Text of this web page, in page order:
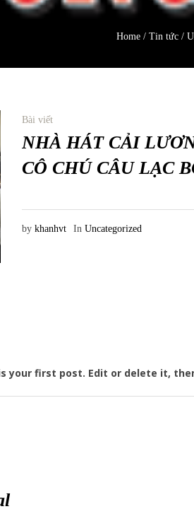
Home / Tin tức /
Bài viết
NHÀ HÁT CẢI
CÔ CHÚ CÂU LẠC
bykhanhvt InUncategorized
your first post. Edit or delete it,